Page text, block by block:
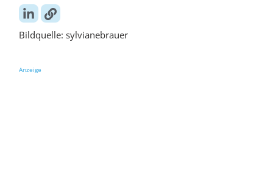
Bildquelle: sylvianebrauer
Anzeige